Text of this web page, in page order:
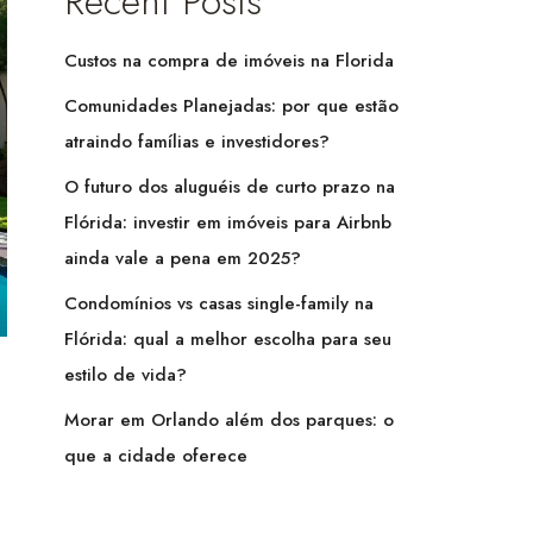
Custos na compra de imóveis na Florida
Comunidades Planejadas: por que estão
atraindo famílias e investidores?
O futuro dos aluguéis de curto prazo na
Flórida: investir em imóveis para Airbnb
ainda vale a pena em 2025?
Condomínios vs casas single-family na
Flórida: qual a melhor escolha para seu
estilo de vida?
Morar em Orlando além dos parques: o
que a cidade oferece